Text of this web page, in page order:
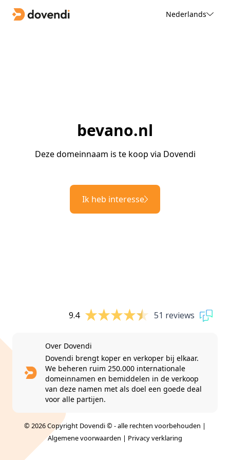
Nederlands
bevano.nl
Deze domeinnaam is te koop via Dovendi
Ik heb interesse
9.4 51 reviews
Over Dovendi
Dovendi brengt koper en verkoper bij elkaar.
We beheren ruim 250.000 internationale
domeinnamen en bemiddelen in de verkoop
van deze namen met als doel een goede deal
voor alle partijen.
© 2026 Copyright Dovendi © - alle rechten voorbehouden |
Algemene voorwaarden | Privacy verklaring